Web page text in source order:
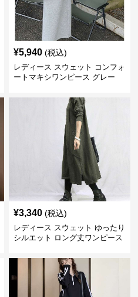
¥5,940 (税込)
レディース スウェット コンフォ
ートマキシワンピース グレー
¥3,340 (税込)
レディース スウェット ゆったり
シルエット ロング丈ワンピース